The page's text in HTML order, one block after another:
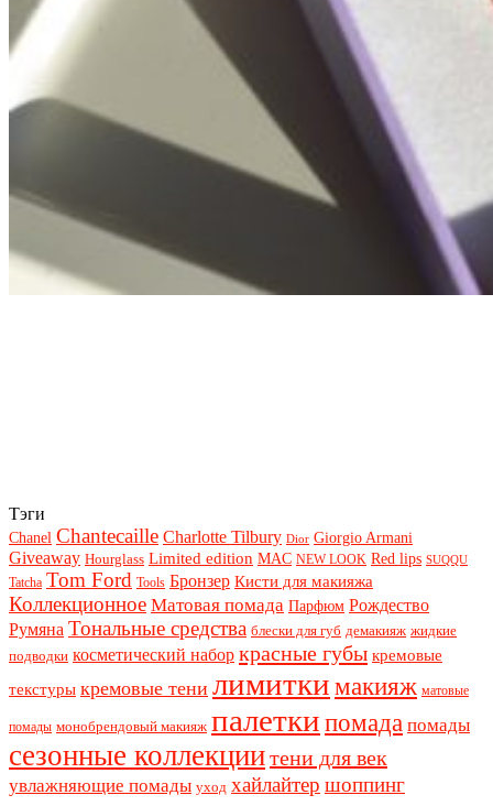
Тэги
Chanel Chantecaille Charlotte Tilbury Dior Giorgio Armani
Giveaway Hourglass Limited edition MAC NEW LOOK Red lips SUQQU
Tatcha Tom Ford Tools Бронзер Кисти для макияжа
Коллекционное Матовая помада Парфюм Рождество
Румяна Тональные средства блески для губ демакияж жидкие
подводки косметический набор красные губы кремовые
текстуры кремовые тени лимиткимакияж матовые
помады монобрендовый макияж палеткипомада помады
сезонные коллекциитени для век
увлажняющие помады уход хайлайтер шоппинг